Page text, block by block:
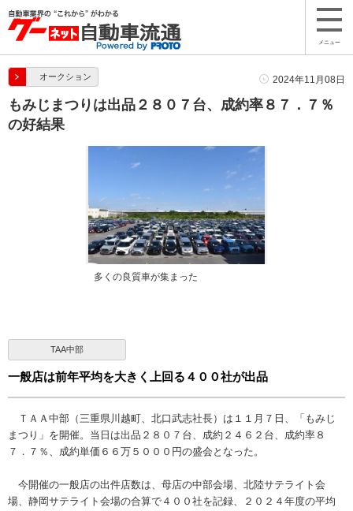
メニュー
オークション 2024年11月08日
もみじまつりは出品２８０７台、成約率８７．７％
の好結果
多くの良質車が集まった
TAA中部
一般店は前年平均を大きく上回る４００社が出品
ＴＡＡ中部（三重県川越町、北口武志社長）は１１月７日、「もみじ
まつり」を開催。当日は出品２８０７台、成約２４６２台、成約率８
７．７％、成約単価６６万５０００円の盛会となった。
今開催の一般店の出件店数は、母店の中部会場、北陸サテライト会
場、静岡サテライト会場の合算で４００社を記録、２０２４年度の平均